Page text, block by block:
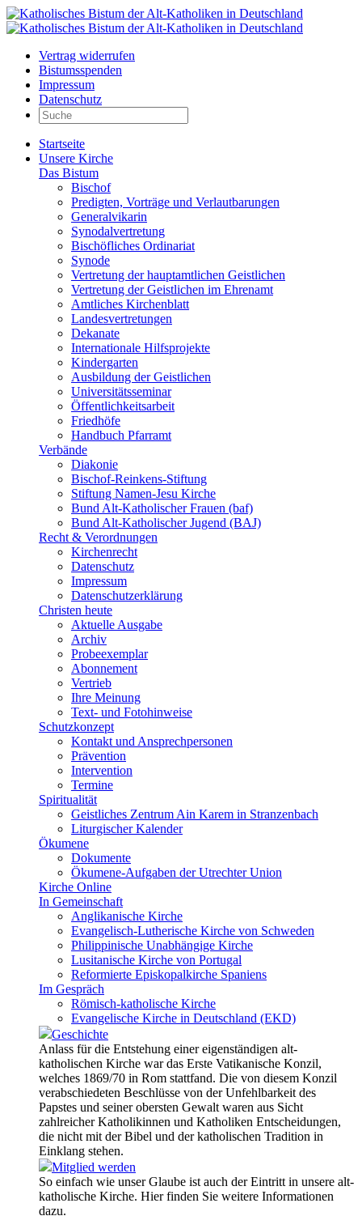
Vertrag widerrufen
Bistumsspenden
Impressum
Datenschutz
Startseite
Unsere Kirche
Das Bistum
Bischof
Predigten, Vorträge und Verlautbarungen
Generalvikarin
Synodalvertretung
Bischöfliches Ordinariat
Synode
Vertretung der hauptamtlichen Geistlichen
Vertretung der Geistlichen im Ehrenamt
Amtliches Kirchenblatt
Landesvertretungen
Dekanate
Internationale Hilfsprojekte
Kindergarten
Ausbildung der Geistlichen
Universitätsseminar
Öffentlichkeitsarbeit
Friedhöfe
Handbuch Pfarramt
Verbände
Diakonie
Bischof-Reinkens-Stiftung
Stiftung Namen-Jesu Kirche
Bund Alt-Katholischer Frauen (baf)
Bund Alt-Katholischer Jugend (BAJ)
Recht & Verordnungen
Kirchenrecht
Datenschutz
Impressum
Datenschutzerklärung
Christen heute
Aktuelle Ausgabe
Archiv
Probeexemplar
Abonnement
Vertrieb
Ihre Meinung
Text- und Fotohinweise
Schutzkonzept
Kontakt und Ansprechpersonen
Prävention
Intervention
Termine
Spiritualität
Geistliches Zentrum Ain Karem in Stranzenbach
Liturgischer Kalender
Ökumene
Dokumente
Ökumene-Aufgaben der Utrechter Union
Kirche Online
In Gemeinschaft
Anglikanische Kirche
Evangelisch-Lutherische Kirche von Schweden
Philippinische Unabhängige Kirche
Lusitanische Kirche von Portugal
Reformierte Episkopalkirche Spaniens
Im Gespräch
Römisch-katholische Kirche
Evangelische Kirche in Deutschland (EKD)
Geschichte
Anlass für die Entstehung einer eigenständigen alt-
katholischen Kirche war das Erste Vatikanische Konzil,
welches 1869/70 in Rom stattfand. Die von diesem Konzil
verabschiedeten Beschlüsse von der Unfehlbarkeit des
Papstes und seiner obersten Gewalt waren aus Sicht
zahlreicher Katholikinnen und Katholiken Entscheidungen,
die nicht mit der Bibel und der katholischen Tradition in
Einklang stehen.
Mitglied werden
So einfach wie unser Glaube ist auch der Eintritt in unsere alt-
katholische Kirche. Hier finden Sie weitere Informationen
dazu.